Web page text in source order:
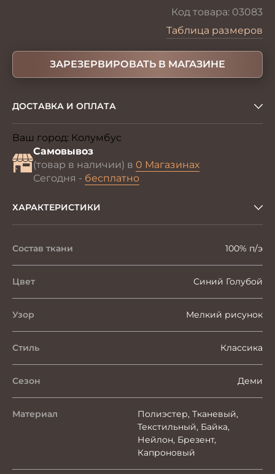
Код товара: 03083
Таблица размеров
ЗАРЕЗЕРВИРОВАТЬ В МАГАЗИНЕ
ДОСТАВКА И ОПЛАТА
Ваш город: Колумбус
Самовывоз
(товар в наличии) в 0 Магазинах
Сегодня - бесплатно
ХАРАКТЕРИСТИКИ
Состав ткани 100% п/э
Цвет Синий Голубой
Узор Мелкий рисунок
Стиль Классика
Сезон Деми
Материал
Полиэстер, Тканевый,
Текстильный, Байка,
Нейлон, Брезент,
Капроновый